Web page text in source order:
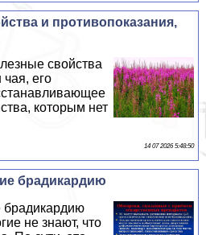
и противопоказания,
свойства
чая, его
которым нет
14 07 2026 5:48:50
брадикардию
не знают, что